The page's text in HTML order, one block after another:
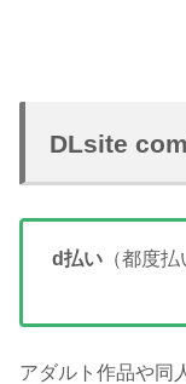
DLsite
d払い （都度払
アダルト作品や同